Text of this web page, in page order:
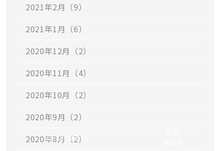
2021年2月（9）
2021年1月（6）
2020年12月（2）
2020年11月（4）
2020年10月（2）
2020年9月（2）
2020年8月（2）
WEB診療予約